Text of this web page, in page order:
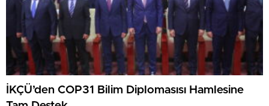
İKÇÜ’den COP31 Bilim Diplomasısı Hamlesine